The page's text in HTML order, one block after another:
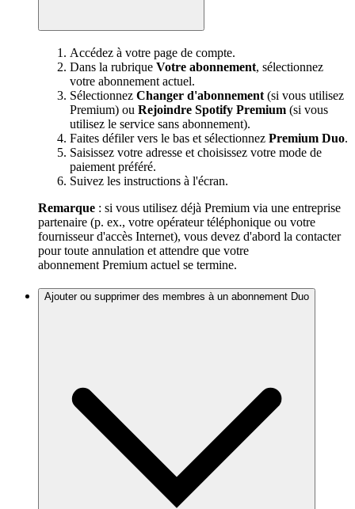
Accédez à votre page de compte.
Dans la rubrique Votre abonnement, sélectionnez
votre abonnement actuel.
Sélectionnez Changer d'abonnement (si vous utilisez
Premium) ou Rejoindre Spotify Premium (si vous
utilisez le service sans abonnement).
Faites défiler vers le bas et sélectionnez Premium Duo.
Saisissez votre adresse et choisissez votre mode de
paiement préféré.
Suivez les instructions à l'écran.
Remarque : si vous utilisez déjà Premium via une entreprise
partenaire (p. ex., votre opérateur téléphonique ou votre
fournisseur d'accès Internet), vous devez d'abord la contacter
pour toute annulation et attendre que votre
abonnement Premium actuel se termine.
Ajouter ou supprimer des membres à un abonnement Duo